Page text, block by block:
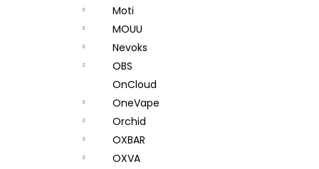
Moti
MOUU
Nevoks
OBS
OnCloud
OneVape
Orchid
OXBAR
OXVA